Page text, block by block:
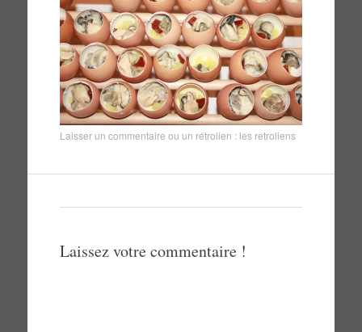
Laisser un commentaire ou un rétrolien : les retroliens
Laissez votre commentaire !